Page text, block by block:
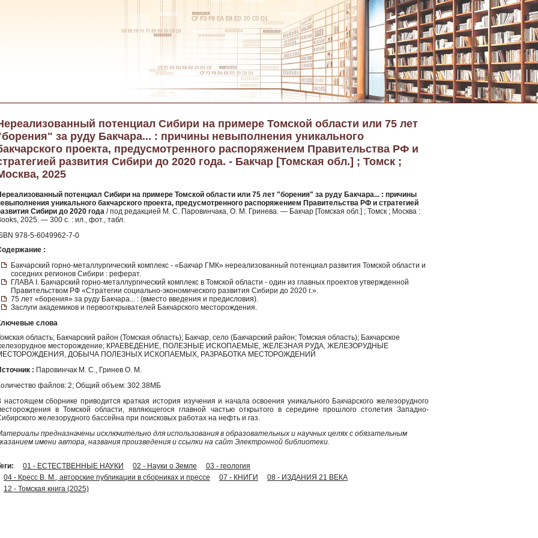
потенциал Сибири на примере Томской области или 75 лет
за руду Бакчара... : причины невыполнения уникального
проекта, предусмотренного распоряжением Правительства РФ и
развития Сибири до 2020 года. - Бакчар [Томская обл.] ; Томск ;
2025
потенциал Сибири на примере Томской области или 75 лет "борения" за руду Бакчара... : причины
уникального бакчарского проекта, предусмотренного распоряжением Правительства РФ и стратегией
Сибири до 2020 года / под редакцией М. С. Паровинчака, О. М. Гринева. — Бакчар [Томская обл.] ; Томск ; Москва :
2025. — 300 с. : ил., фот., табл.
978-5-6049962-7-0
:
Бакчарский горно-металлургический комплекс - «Бакчар ГМК» нереализованный потенциал развития Томской области и
соседних регионов Сибири : реферат.
ГЛАВА I. Бакчарский горно-металлургический комплекс в Томской области - один из главных проектов утвержденной
Правительством РФ «Стратегии социально-экономического развития Сибири до 2020 г.».
75 лет «борения» за руду Бакчара... : (вместо введения и предисловия).
Заслуги академиков и первооткрывателей Бакчарского месторождения.
слова
область; Бакчарский район (Томская область); Бакчар, село (Бакчарский район; Томская область); Бакчарское
месторождение; КРАЕВЕДЕНИЕ, ПОЛЕЗНЫЕ ИСКОПАЕМЫЕ, ЖЕЛЕЗНАЯ РУДА, ЖЕЛЕЗОРУДНЫЕ
ДОБЫЧА ПОЛЕЗНЫХ ИСКОПАЕМЫХ, РАЗРАБОТКА МЕСТОРОЖДЕНИЙ
: Паровинчак М. С., Гринев О. М.
файлов: 2; Общий объем: 302.38МБ
настоящем сборнике приводится краткая история изучения и начала освоения уникального Бакчарского железорудного
в Томской области, являющегося главной частью открытого в середине прошлого столетия Западно-
железорудного бассейна при поисковых работах на нефть и газ.
предназначены исключительно для использования в образовательных и научных целях с обязательным
имени автора, названия произведения и ссылки на сайт Электронной библиотеки.
01 - ЕСТЕСТВЕННЫЕ НАУКИ 02 - Науки о Земле
03 - геология
04 - Кресс В. М., авторские публикации в сборниках и прессе
07 - КНИГИ
08 - ИЗДАНИЯ 21 ВЕКА
12 - Томская книга (2025)